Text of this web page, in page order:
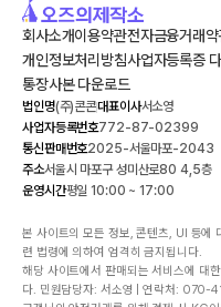
법인명(주)콘콘대표이사서소영
사업자등록번호772-87-02399
통신판매번호2025-서울마포-2043
주소서울시 마포구 성미산로80 4,5층
운영시간평일 10:00 ~ 17:00
회사소개이용약관전자금융거래
개인정보처리방침사업자등록증
통장사본 다운로드
본 사이트의 모든 정보, 콘텐츠, UI 등에
련 법령에 의하여 엄격히 금지됩니다.
해당 사이트에서 판매되는 서비스에 대
다. 민원담당자: 서소영 | 연락처: 070-